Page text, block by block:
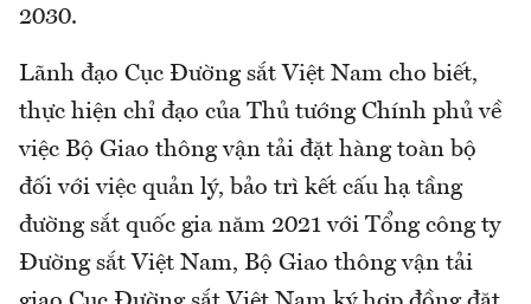
2030.
Lãnh đạo Cục Đường sắt Việt Nam cho biết,
thực hiện chỉ đạo của Thủ tướng Chính phủ về
việc Bộ Giao thông vận tải đặt hàng toàn bộ
đối với việc quản lý, bảo trì kết cấu hạ tầng
đường sắt quốc gia năm 2021 với Tổng công ty
Đường sắt Việt Nam, Bộ Giao thông vận tải